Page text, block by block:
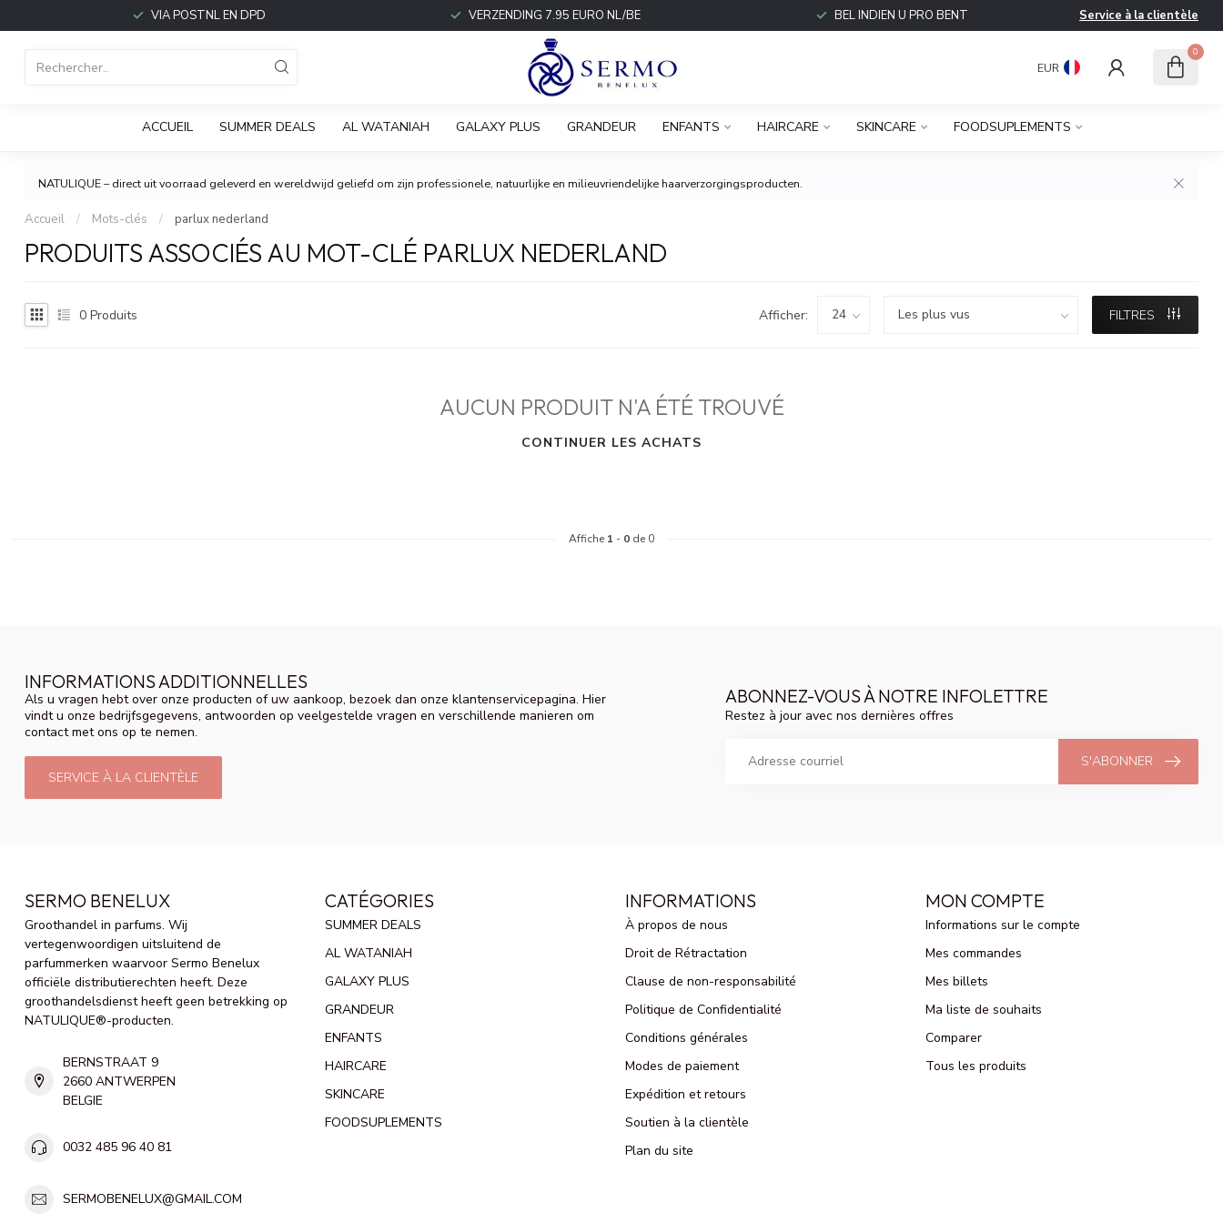
VIA POSTNL EN DPD VERZENDING 7.95 EURO NL/BE BEL INDIEN U PRO BENT Service à la clientèle
EUR
0
ACCUEIL SUMMER DEALS AL WATANIAH GALAXY PLUS GRANDEUR ENFANTS HAIRCARE SKINCARE FOODSUPLEMENTS
NATULIQUE – direct uit voorraad geleverd en wereldwijd geliefd om zijn professionele, natuurlijke en milieuvriendelijke haarverzorgingsproducten.
Accueil / Mots-clés / parlux nederland
PRODUITS ASSOCIÉS AU MOT-CLÉ PARLUX NEDERLAND
0 Produits Afficher: FILTRES
AUCUN PRODUIT N'A ÉTÉ TROUVÉ
CONTINUER LES ACHATS
Affiche 1 - 0 de 0
INFORMATIONS ADDITIONNELLES
Als u vragen hebt over onze producten of uw aankoop, bezoek dan onze klantenservicepagina. Hier
vindt u onze bedrijfsgegevens, antwoorden op veelgestelde vragen en verschillende manieren om
contact met ons op te nemen.
SERVICE À LA CLIENTÈLE
ABONNEZ-VOUS À NOTRE INFOLETTRE
Restez à jour avec nos dernières offres
S'ABONNER
SERMO BENELUX
Groothandel in parfums. Wij
vertegenwoordigen uitsluitend de
parfummerken waarvoor Sermo Benelux
officiële distributierechten heeft. Deze
groothandelsdienst heeft geen betrekking op
NATULIQUE®-producten.
BERNSTRAAT 9
2660 ANTWERPEN
BELGIE
0032 485 96 40 81
SERMOBENELUX@GMAIL.COM
CATÉGORIES
SUMMER DEALS
AL WATANIAH
GALAXY PLUS
GRANDEUR
ENFANTS
HAIRCARE
SKINCARE
FOODSUPLEMENTS
INFORMATIONS
À propos de nous
Droit de Rétractation
Clause de non-responsabilité
Politique de Confidentialité
Conditions générales
Modes de paiement
Expédition et retours
Soutien à la clientèle
Plan du site
MON COMPTE
Informations sur le compte
Mes commandes
Mes billets
Ma liste de souhaits
Comparer
Tous les produits